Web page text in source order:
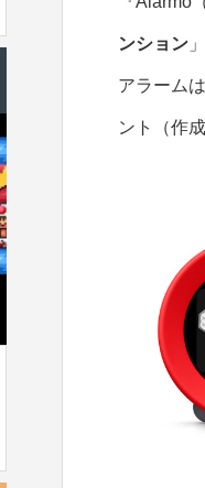
ンション
アラームは
ント（作